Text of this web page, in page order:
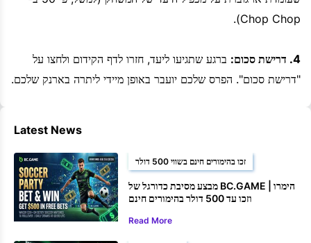
Chop Chop).
4. דרישת סכום:
ברגע שתגיעו ליעד, חזרו לדף הקידום ולחצו על
"דרישת סכום". הפרס שלכם יועבר באופן מיידי ליתרה בארנק שלכם.
Latest News
זכו בהימורים חינם בשווי 500 דולר
מבצע מסיבת כדורגל של BC.GAME | הימרו
וזכו עד 500 דולר בהימורים חינם
Read More